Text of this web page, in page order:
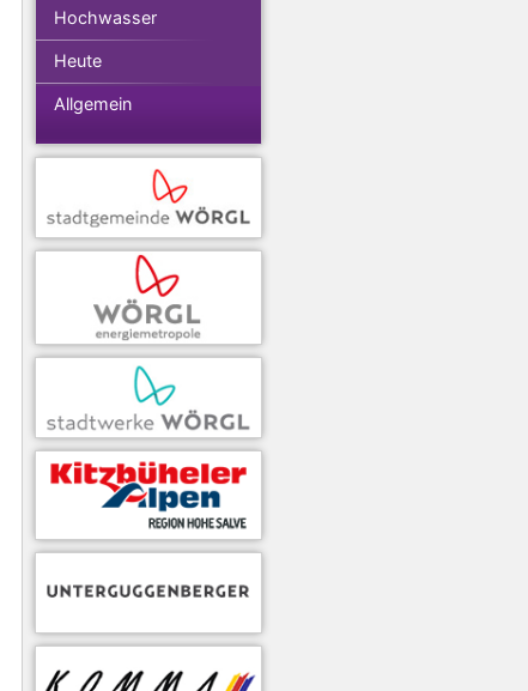
Hochwasser
Heute
Allgemein